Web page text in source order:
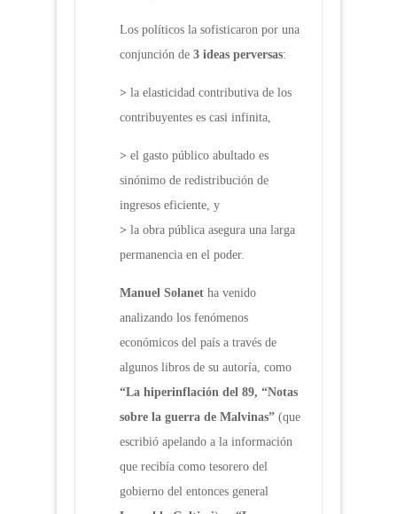
Los políticos la sofisticaron por una
conjunción de 3 ideas perversas:
> la elasticidad contributiva de los
contribuyentes es casi infinita,
> el gasto público abultado es
sinónimo de redistribución de
ingresos eficiente, y
> la obra pública asegura una larga
permanencia en el poder.
Manuel Solanet ha venido
analizando los fenómenos
económicos del país a través de
algunos libros de su autoría, como
“La hiperinflación del 89, “Notas
sobre la guerra de Malvinas” (que
escribió apelando a la información
que recibía como tesorero del
gobierno del entonces general